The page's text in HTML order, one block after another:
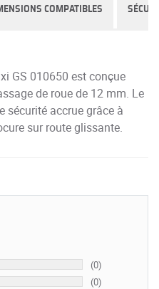
COMPATIBLES
GS 010650 est conçue
de roue de 12 mm. Le
sécurité accrue grâce à
sur route glissante.
(0)
(0)